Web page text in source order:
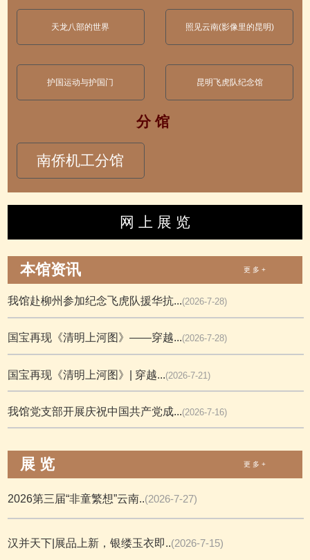
天龙八部的世界 照见云南(影像里的昆明)
护国运动与护国门 昆明飞虎队纪念馆
分 馆
南侨机工分馆
网 上 展 览
本馆资讯 更 多 +
我馆赴柳州参加纪念飞虎队援华抗...(2026-7-28)
国宝再现《清明上河图》——穿越...(2026-7-28)
国宝再现《清明上河图》| 穿越...(2026-7-21)
我馆党支部开展庆祝中国共产党成...(2026-7-16)
展 览 更 多 +
2026第三届“非童繁想”云南..(2026-7-27)
汉并天下|展品上新，银缕玉衣即..(2026-7-15)